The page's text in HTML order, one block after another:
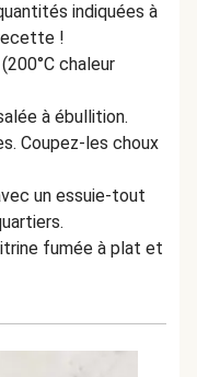
indiquées à
!
chaleur
à ébullition.
Coupez-les choux
un essuie-tout
fumée à plat et